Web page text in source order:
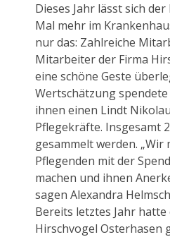
Dieses Jahr lässt sich
Mal mehr im
nur das: Zahlreiche
Mitarbeiter der Firma
eine schöne Geste
Wertschätzung
ihnen einen Lindt
Pflegekräfte. Insgesamt
gesammelt werden. „Wir
Pflegenden mit der
machen und ihnen
sagen Alexandra
Bereits letztes Jahr hatte
Hirschvogel Osterhasen